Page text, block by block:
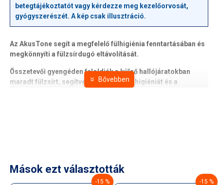
betegtájékoztatót vagy kérdezze meg kezelőorvosát,
gyógyszerészét. A kép csak illusztráció.
Az AkusTone segít a megfelelő fülhigiénia fenntartásában és
megkönnyíti a fülzsírdugó eltávolítását.
Összetevői gyengéden feloldják a külső hallójáratokban
maradt fülzsírt, segítve a megfelelő fülhigiéniát és a
Olívaolaj, mandulaolaj, jojobaolaj, folyékony paraffin,
E‑vitamin, poliszorbát 80.
Mások ezt választották
-15 % -15 %